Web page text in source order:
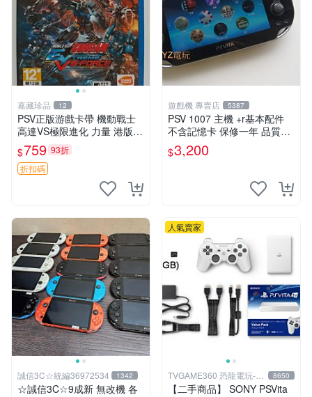
嘉藏珍品 12
PSV正版游戲卡帶 機動戰士
高達VS極限進化 力量 港版中
文 盒裝全新未開封，支持所
有日版，港版或其他地區的P
SV游戲機主機，（除外），
$759 93折
折扣碼
遊戲機 專賣店 5387
PSV 1007 主機 +r基本配件
不含記憶卡 保修一年 品質有
保障
$3,200
誠信3C☆統編36972534 1342
☆誠信3C☆9成新 無改機 各
人氣賣家
TVGAME360 恐龍電玩-台
中店
8650
【二手商品】 SONY PSVita